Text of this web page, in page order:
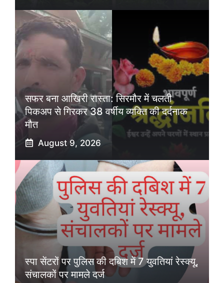
सफर बना आखिरी रास्ता: सिरमौर में चलती
पिकअप से गिरकर 38 वर्षीय व्यक्ति की दर्दनाक
मौत
August 9, 2026
स्पा सेंटरों पर पुलिस की दबिश में 7 युवतियां रेस्क्यू,
संचालकों पर मामले दर्ज